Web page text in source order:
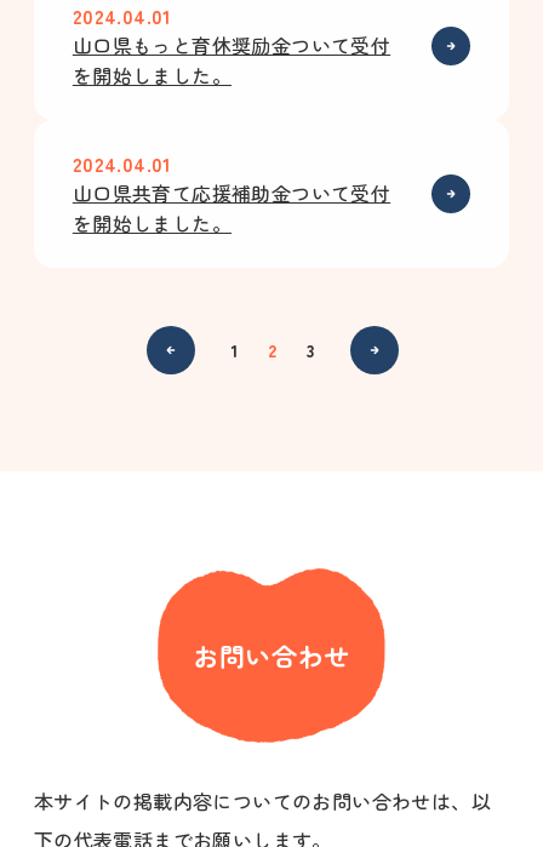
2024.04.01
山口県もっと育休奨励金ついて受付
を開始しました。
2024.04.01
山口県共育て応援補助金ついて受付
を開始しました。
1 2 3
お問い合わせ
本サイトの掲載内容についてのお問い合わせは、以
下の代表電話までお願いします。